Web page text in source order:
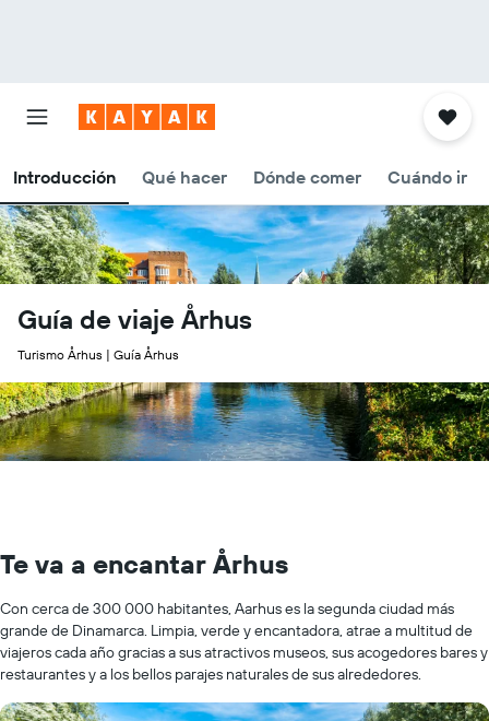
Introducción Qué hacer Dónde comer Cuándo ir
Guía de viaje Århus
Turismo Århus | Guía Århus
Te va a encantar Århus
Con cerca de 300 000 habitantes, Aarhus es la segunda ciudad más
grande de Dinamarca. Limpia, verde y encantadora, atrae a multitud de
viajeros cada año gracias a sus atractivos museos, sus acogedores bares y
restaurantes y a los bellos parajes naturales de sus alrededores.